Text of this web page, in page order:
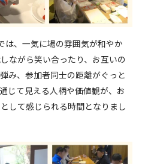
は、一気に場の雰囲気が和やか
ながら笑い合ったり、お互いの
み、参加者同士の距離がぐっと
じて見える人柄や価値観が、お
して感じられる時間となりまし